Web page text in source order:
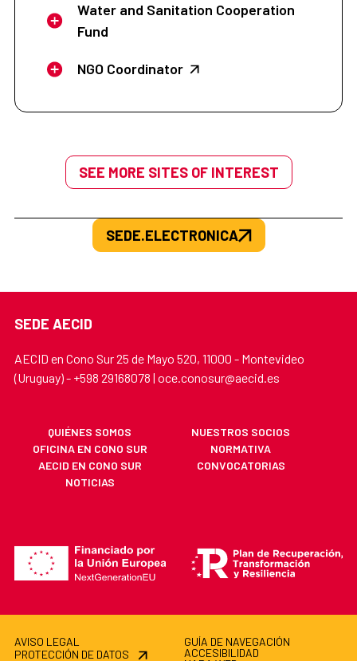
Water and Sanitation Cooperation
Fund
NGO Coordinator
SEE MORE SITES OF INTEREST
SEDE.ELECTRONICA
SEDE AECID
AECID en Cono Sur 25 de Mayo 520, 11000 - Montevideo
(Uruguay) - +598 29168078 | oce.conosur@aecid.es
QUIÉNES SOMOS
NUESTROS SOCIOS
OFICINA EN CONO SUR
NORMATIVA
AECID EN CONO SUR
CONVOCATORIAS
NOTICIAS
AVISO LEGAL
PROTECCIÓN DE DATOS
GUÍA DE NAVEGACIÓN
ACCESIBILIDAD